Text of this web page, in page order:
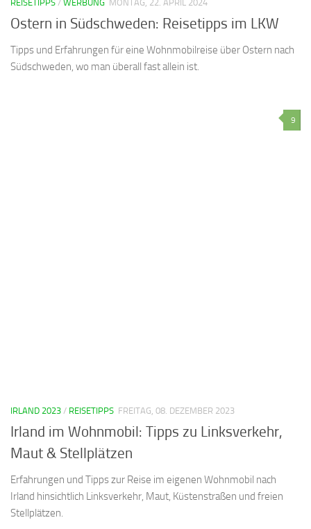
REISETIPPS / WERBUNG MONTAG, 22. APRIL 2024
Ostern in Südschweden: Reisetipps im LKW
Tipps und Erfahrungen für eine Wohnmobilreise über Ostern nach
Südschweden, wo man überall fast allein ist.
9
IRLAND 2023 / REISETIPPS FREITAG, 08. DEZEMBER 2023
Irland im Wohnmobil: Tipps zu Linksverkehr,
Maut & Stellplätzen
Erfahrungen und Tipps zur Reise im eigenen Wohnmobil nach
Irland hinsichtlich Linksverkehr, Maut, Küstenstraßen und freien
Stellplätzen.